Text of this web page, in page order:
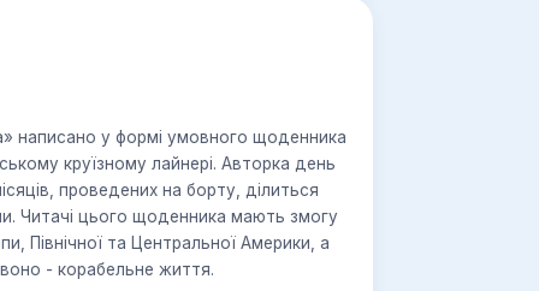
написано у формі умовного щоденника
круїзному лайнері. Авторка день
проведених на борту, ділиться
Читачі цього щоденника мають змогу
Північної та Центральної Америки, а
головне ‒ з перших вуст дізнатися про те, яке ж воно - корабельне життя.